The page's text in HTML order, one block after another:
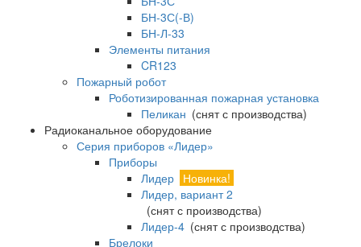
БН-3С(-В)
БН-Л-33
Элементы питания
CR123
Пожарный робот
Роботизированная пожарная установка
Пеликан (снят с производства)
Радиоканальное оборудование
Серия приборов «Лидер»
Приборы
Лидер Новинка!
Лидер, вариант 2
(снят с производства)
Лидер-4 (снят с производства)
Брелоки